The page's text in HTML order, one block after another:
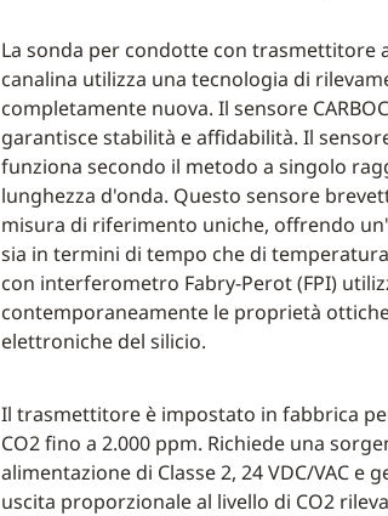
La sonda per condotte con trasmettitore
canalina utilizza una tecnologia di
completamente nuova. Il sensore
garantisce stabilità e affidabilità. Il sensore
funziona secondo il metodo a singolo
lunghezza d'onda. Questo sensore
misura di riferimento uniche, offrendo
sia in termini di tempo che di
con interferometro Fabry-Perot (FPI)
contemporaneamente le proprietà
elettroniche del silicio.
Il trasmettitore è impostato in fabbrica
CO2 fino a 2.000 ppm. Richiede una
alimentazione di Classe 2, 24 VDC/VAC e
uscita proporzionale al livello di CO2